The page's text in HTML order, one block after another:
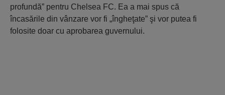
profundă” pentru Chelsea FC. Ea a mai spus că
încasările din vânzare vor fi „îngheţate” şi vor putea fi
folosite doar cu aprobarea guvernului.